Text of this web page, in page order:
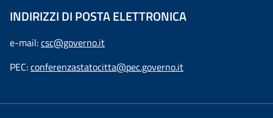
INDIRIZZI DI POSTA ELETTRONICA
e-mail:csc@governo.it
PEC:conferenzastatocitta@pec.governo.it